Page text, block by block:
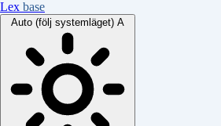
Lex base
Auto (följ systemläget) A